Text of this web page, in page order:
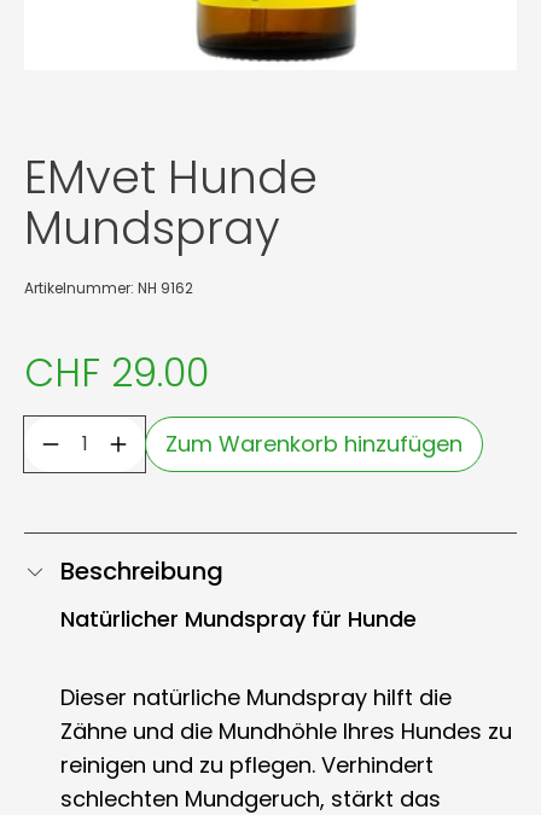
EMvet Hunde
Mundspray
Artikelnummer: NH 9162
CHF 29.00
Zum Warenkorb hinzufügen
Beschreibung
Natürlicher Mundspray für Hunde
Dieser natürliche Mundspray hilft die
Zähne und die Mundhöhle Ihres Hundes zu
reinigen und zu pflegen. Verhindert
schlechten Mundgeruch, stärkt das